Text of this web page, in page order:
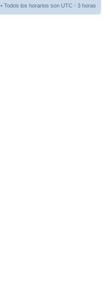
• Todos los horarios son UTC - 3 horas